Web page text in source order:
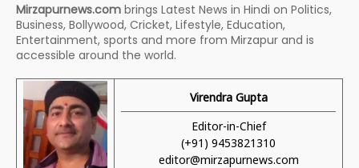
Mirzapurnews.com brings Latest News in Hindi on Politics,
Business, Bollywood, Cricket, Lifestyle, Education,
Entertainment, sports and more from Mirzapur and is
accessible around the world.
Virendra Gupta
Editor-in-Chief
(+91) 9453821310
editor@mirzapurnews.com